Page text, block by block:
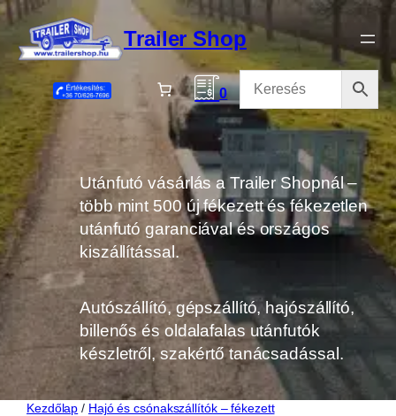
Ugrás
tartalomhoz
Trailer Shop
0
Utánfutó vásárlás a Trailer Shopnál –
több mint 500 új fékezett és fékezetlen
utánfutó garanciával és országos
kiszállítással.
Autószállító, gépszállító, hajószállító,
billenős és oldalafalas utánfutók
készletről, szakértő tanácsadással.
Kezdőlap / Hajó és csónakszállítók – fékezett